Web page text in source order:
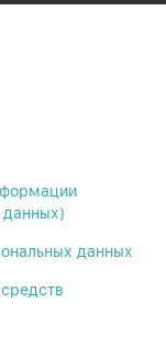
данных)
данных